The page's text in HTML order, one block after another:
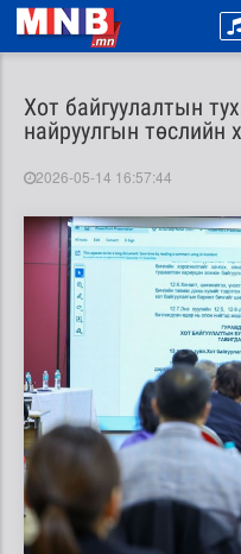
Хот байгуулалтын
найруулгын төслийн
2026-05-14 16:57:44